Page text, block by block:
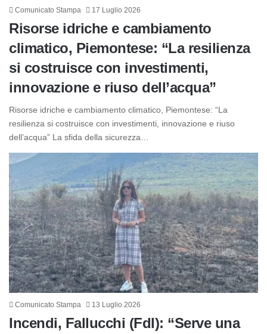
Comunicato Stampa 17 Luglio 2026
Risorse idriche e cambiamento
climatico, Piemontese: “La resilienza
si costruisce con investimenti,
innovazione e riuso dell’acqua”
Risorse idriche e cambiamento climatico, Piemontese: “La
resilienza si costruisce con investimenti, innovazione e riuso
dell’acqua” La sfida della sicurezza…
Comunicato Stampa 13 Luglio 2026
Incendi, Fallucchi (FdI): “Serve una